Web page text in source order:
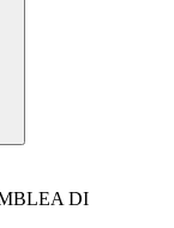
DI